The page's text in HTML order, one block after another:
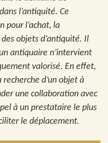
l’antiquité. Ce
pour l’achat, la
objets d’antiquité. Il
antiquaire n’intervient
valorisé. En effet,
d’un objet à
une collaboration avec
à un prestataire le plus
le déplacement.